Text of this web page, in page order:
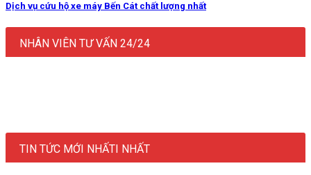
Dịch vụ cứu hộ xe máy Bến Cát chất lượng nhất
NHÂN VIÊN TƯ VẤN 24/24
TIN TỨC MỚI NHẤTI NHẤT